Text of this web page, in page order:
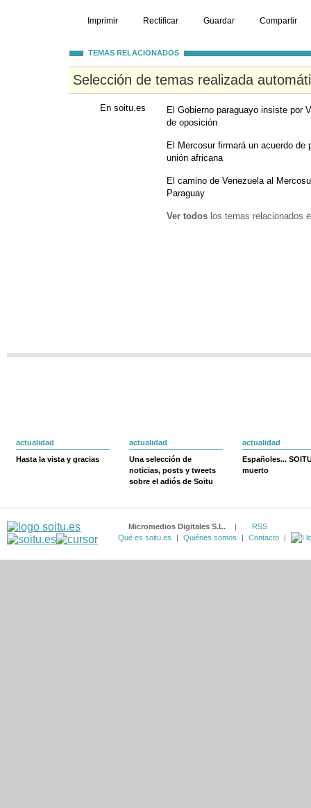
Imprimir Rectificar Guardar Compartir
TEMAS RELACIONADOS
Selección de temas realizada
En soitu.es
El Gobierno paraguayo insiste por
de oposición
El Mercosur firmará un acuerdo de
unión africana
El camino de Venezuela al
Paraguay
Ver todos los temas relacionados
actualidad
Hasta la vista y gracias
actualidad
Una selección de
noticias, posts y tweets
sobre el adiós de Soitu
actualidad
Españoles...
muerto
Micromedios Digitales S.L. |
RSS
Qué es soitu.es
| Quiénes somos | Contacto |